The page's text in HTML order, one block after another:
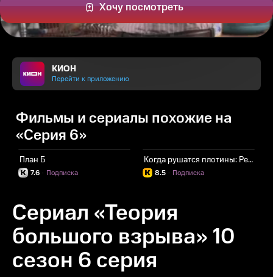
Хочу посмотреть
КИОН
Перейти к приложению
Фильмы и сериалы похожие на
«Серия 6»
План Б
7.6 Подписка
·
Когда рушатся плотины: Реквием в четырех актах
8.5 Подписка
·
Сериал «Теория
большого взрыва» 10
сезон 6 серия